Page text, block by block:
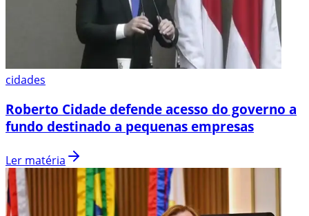
cidades
Roberto Cidade defende acesso do governo a
fundo destinado a pequenas empresas
Ler matéria